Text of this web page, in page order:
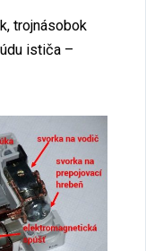
trojnásobok
ističa –